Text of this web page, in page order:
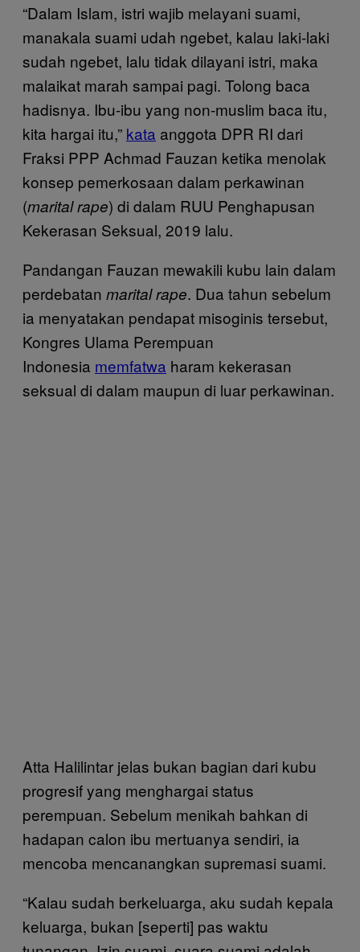
“Dalam Islam, istri wajib melayani suami,
manakala suami udah ngebet, kalau laki-laki
sudah ngebet, lalu tidak dilayani istri, maka
malaikat marah sampai pagi. Tolong baca
hadisnya. Ibu-ibu yang non-muslim baca itu,
kita hargai itu,” kata anggota DPR RI dari
Fraksi PPP Achmad Fauzan ketika menolak
konsep pemerkosaan dalam perkawinan
(marital rape) di dalam RUU Penghapusan
Kekerasan Seksual, 2019 lalu.
Pandangan Fauzan mewakili kubu lain dalam
perdebatan marital rape. Dua tahun sebelum
ia menyatakan pendapat misoginis tersebut,
Kongres Ulama Perempuan
Indonesia memfatwa haram kekerasan
seksual di dalam maupun di luar perkawinan.
Atta Halilintar jelas bukan bagian dari kubu
progresif yang menghargai status
perempuan. Sebelum menikah bahkan di
hadapan calon ibu mertuanya sendiri, ia
mencoba mencanangkan supremasi suami.
“Kalau sudah berkeluarga, aku sudah kepala
keluarga, bukan [seperti] pas waktu